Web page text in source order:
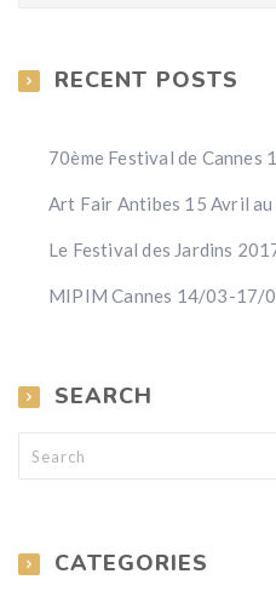
RECENT POSTS
70ème Festival de Cannes
Art Fair Antibes 15 Avril
Le Festival des Jardins
MIPIM Cannes 14/03-17/
SEARCH
CATEGORIES